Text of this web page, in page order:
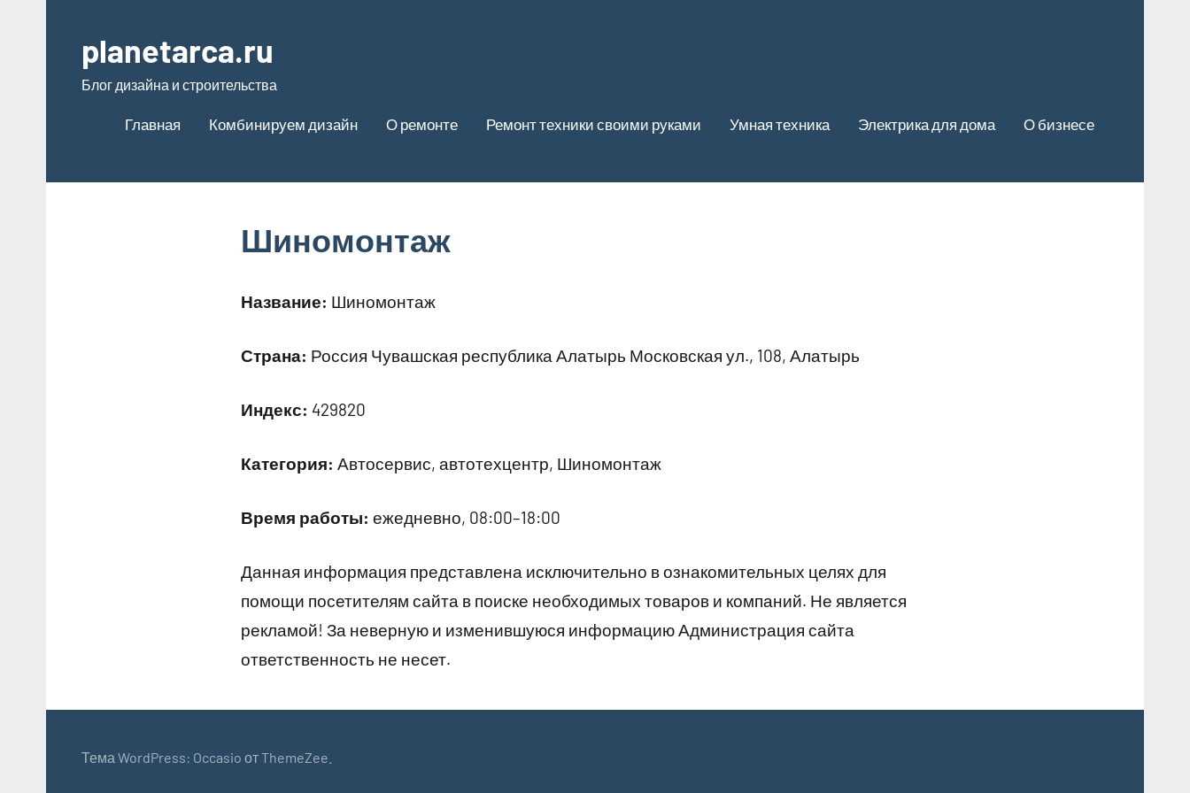
содержимому
planetarca.ru
Блог дизайна и строительства
Главная Комбинируем дизайн О ремонте Ремонт техники своими руками Умная техника Электрика для дома О бизнесе
Шиномонтаж
Название: Шиномонтаж
Страна: Россия Чувашская республика Алатырь Московская ул., 108, Алатырь
Индекс: 429820
Категория: Автосервис, автотехцентр, Шиномонтаж
Время работы: ежедневно, 08:00–18:00
Данная информация представлена исключительно в ознакомительных целях для
помощи посетителям сайта в поиске необходимых товаров и компаний. Не является
рекламой! За неверную и изменившуюся информацию Администрация сайта
ответственность не несет.
Тема WordPress: Occasio от ThemeZee.